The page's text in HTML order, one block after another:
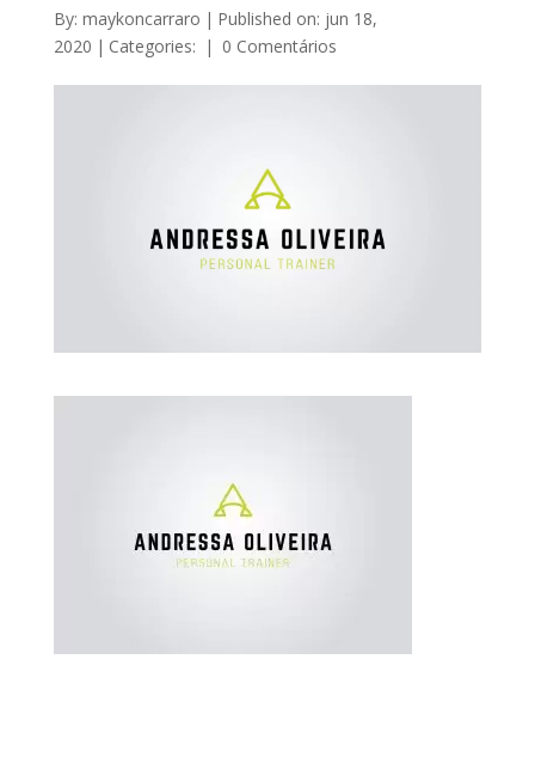
By: maykoncarraro | Published on: jun 18,
2020 | Categories: | 0 Comentários